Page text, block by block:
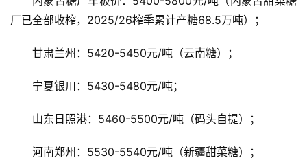
厂已全部收榨，2025/26榨季累计产糖68.5万吨）；
甘肃兰州：5420-5450元/吨（云南糖）；
宁夏银川：5430-5480元/吨；
山东日照港：5460-5500元/吨（码头自提）；
河南郑州：5530-5540元/吨（新疆甜菜糖）；